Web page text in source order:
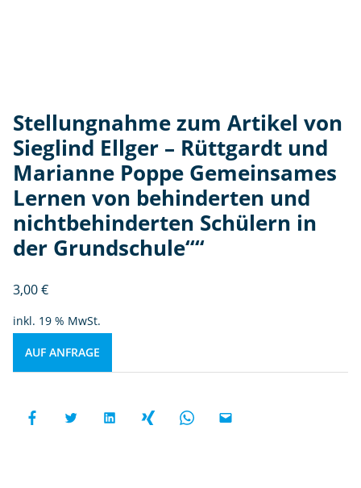
Stellungnahme zum Artikel von
Sieglind Ellger – Rüttgardt und
Marianne Poppe Gemeinsames
Lernen von behinderten und
nichtbehinderten Schülern in
der Grundschule““
3,00€
inkl. 19 % MwSt.
AUF ANFRAGE